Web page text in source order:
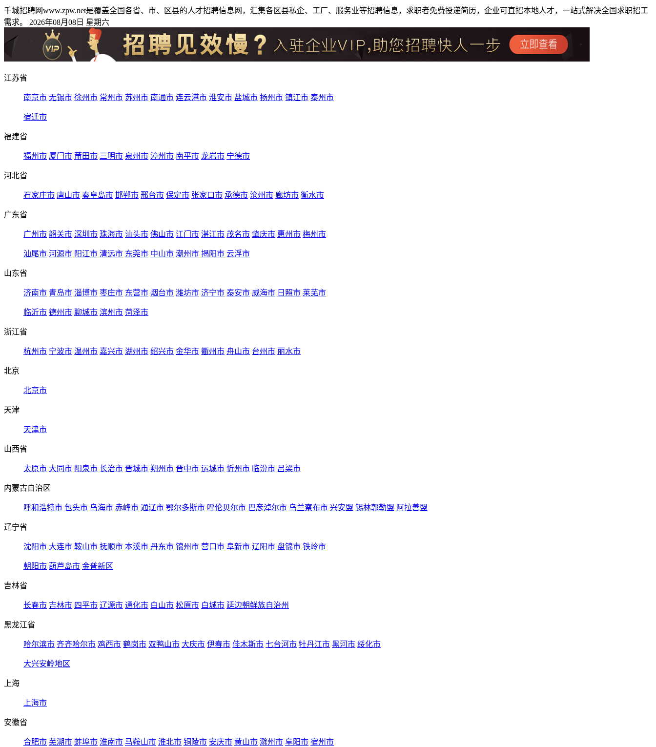
千城招聘网www.zpw.net是覆盖全国各省、市、区县的人才招聘信息网，汇集各区县私企、工厂、服务业等招聘信息，求职者免费投递简历，企业可直招本地人才，一站式解决全国求职招工
需求。 2026年08月08日 星期六
江苏省
南京市 无锡市 徐州市 常州市 苏州市 南通市 连云港市 淮安市 盐城市 扬州市 镇江市 泰州市
宿迁市
福建省
福州市 厦门市 莆田市 三明市 泉州市 漳州市 南平市 龙岩市 宁德市
河北省
石家庄市 唐山市 秦皇岛市 邯郸市 邢台市 保定市 张家口市 承德市 沧州市 廊坊市 衡水市
广东省
广州市 韶关市 深圳市 珠海市 汕头市 佛山市 江门市 湛江市 茂名市 肇庆市 惠州市 梅州市
汕尾市 河源市 阳江市 清远市 东莞市 中山市 潮州市 揭阳市 云浮市
山东省
济南市 青岛市 淄博市 枣庄市 东营市 烟台市 潍坊市 济宁市 泰安市 威海市 日照市 莱芜市
临沂市 德州市 聊城市 滨州市 菏泽市
浙江省
杭州市 宁波市 温州市 嘉兴市 湖州市 绍兴市 金华市 衢州市 舟山市 台州市 丽水市
北京
北京市
天津
天津市
山西省
太原市 大同市 阳泉市 长治市 晋城市 朔州市 晋中市 运城市 忻州市 临汾市 吕梁市
内蒙古自治区
呼和浩特市 包头市 乌海市 赤峰市 通辽市 鄂尔多斯市 呼伦贝尔市 巴彦淖尔市 乌兰察布市 兴安盟 锡林郭勒盟 阿拉善盟
辽宁省
沈阳市 大连市 鞍山市 抚顺市 本溪市 丹东市 锦州市 营口市 阜新市 辽阳市 盘锦市 铁岭市
朝阳市 葫芦岛市 金普新区
吉林省
长春市 吉林市 四平市 辽源市 通化市 白山市 松原市 白城市 延边朝鲜族自治州
黑龙江省
哈尔滨市 齐齐哈尔市 鸡西市 鹤岗市 双鸭山市 大庆市 伊春市 佳木斯市 七台河市 牡丹江市 黑河市 绥化市
大兴安岭地区
上海
上海市
安徽省
合肥市 芜湖市 蚌埠市 淮南市 马鞍山市 淮北市 铜陵市 安庆市 黄山市 滁州市 阜阳市 宿州市